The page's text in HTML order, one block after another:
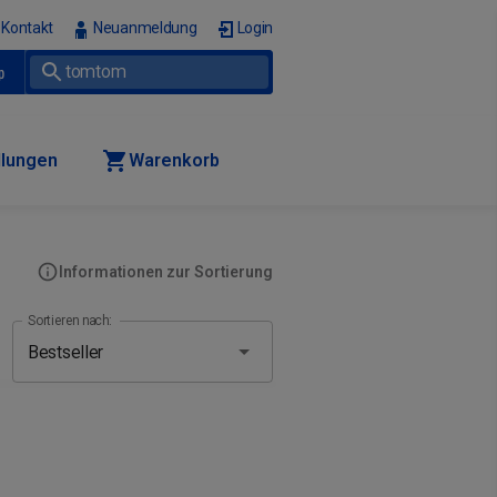
Kontakt Neuanmeldung Login
Warenkorb
Informationen zur Sortierung
Sortieren nach: